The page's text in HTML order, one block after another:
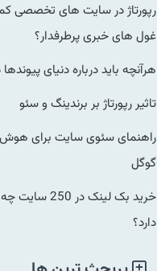
رپورتاژ در سایت های تخصصی کم
غول های خبری پرطرفدار؟
هرآنچه باید درباره دنیای پیوندها
تاثیر رپورتاژ بر برندینگ و سئو
راهنمای سئوی سایت برای هوش
گوگل
خرید بک لینک در 250
دارد؟